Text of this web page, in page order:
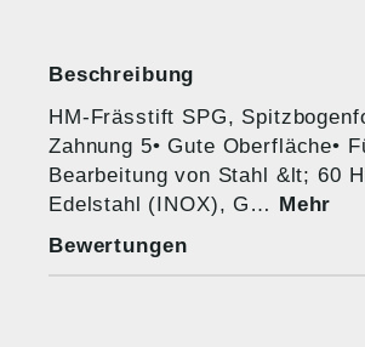
Beschreibung
HM-Frässtift SPG,
Zahnung 5• Gute Oberfläche•
Bearbeitung von Stahl &lt; 60
Edelstahl (INOX), G… Mehr
Bewertungen